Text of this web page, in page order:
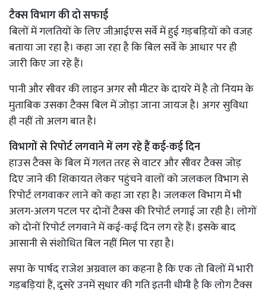
टैक्स विभाग की दो सफाई
बिलों में गलतियों के लिए जीआईएस सर्वे में हुई गड़बड़ियों को वजह
बताया जा रहा है। कहा जा रहा है कि बिल सर्वे के आधार पर ही
जारी किए जा रहे हैं।
पानी और सीवर की लाइन अगर सौ मीटर के दायरे में है तो नियम के
मुताबिक उसका टैक्स बिल में जोड़ा जाना जायज है। अगर सुविधा
ही नहीं तो अलग बात है।
विभागों से रिपोर्ट लगवाने में लग रहे हैं कई-कई दिन
हाउस टैक्स के बिल में गलत तरह से वाटर और सीवर टैक्स जोड़
दिए जाने की शिकायत लेकर पहुंचने वालों को जलकल विभाग से
रिपोर्ट लगवाकर लाने को कहा जा रहा है। जलकल विभाग में भी
अलग-अलग पटल पर दोनों टैक्स की रिपोर्ट लगाई जा रही है। लोगों
को दोनों रिपोर्ट लगवाने में कई-कई दिन लग रहे हैं। इसके बाद
आसानी से संशोधित बिल नहीं मिल पा रहा है।
सपा के पार्षद राजेश अग्रवाल का कहना है कि एक तो बिलों में भारी
गड़बड़ियां हैं, दूसरे उनमें सुधार की गति इतनी धीमी है कि लोग टैक्स